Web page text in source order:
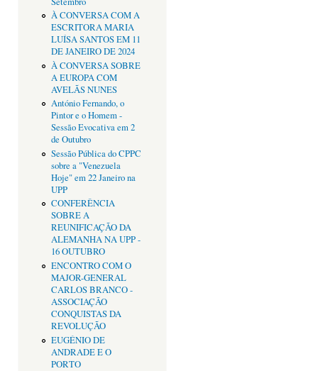
À CONVERSA COM A
ESCRITORA MARIA
LUÍSA SANTOS EM 11
DE JANEIRO DE 2024
À CONVERSA SOBRE
A EUROPA COM
AVELÃS NUNES
António Fernando, o
Pintor e o Homem -
Sessão Evocativa em 2
de Outubro
Sessão Pública do CPPC
sobre a "Venezuela
Hoje" em 22 Janeiro na
UPP
CONFERÊNCIA
SOBRE A
REUNIFICAÇÃO DA
ALEMANHA NA UPP -
16 OUTUBRO
ENCONTRO COM O
MAJOR-GENERAL
CARLOS BRANCO -
ASSOCIAÇÃO
CONQUISTAS DA
REVOLUÇÃO
EUGÉNIO DE
ANDRADE E O
PORTO